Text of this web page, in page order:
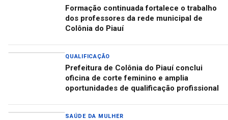
Formação continuada fortalece o trabalho
dos professores da rede municipal de
Colônia do Piauí
QUALIFICAÇÃO
Prefeitura de Colônia do Piauí conclui
oficina de corte feminino e amplia
oportunidades de qualificação profissional
SAÚDE DA MULHER